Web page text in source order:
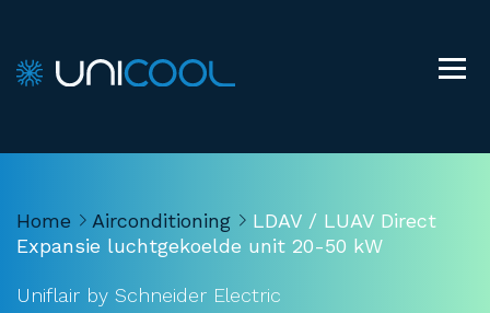
Home Airconditioning
LDAV / LUAV Direct
Expansie luchtgekoelde unit 20-50 kW
Uniflair by Schneider Electric